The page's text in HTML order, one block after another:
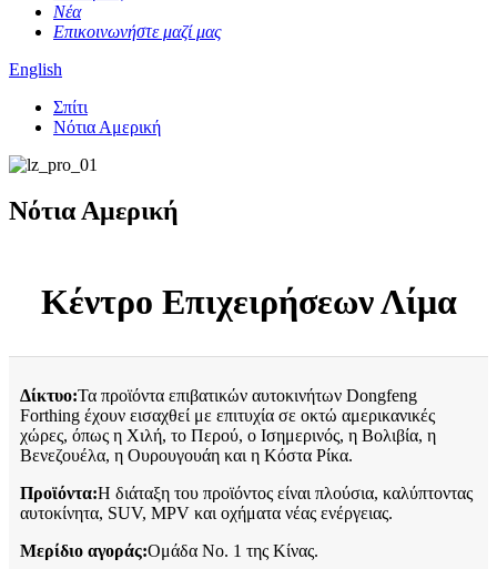
Νέα
Επικοινωνήστε μαζί μας
English
Σπίτι
Νότια Αμερική
Νότια Αμερική
Κέντρο Επιχειρήσεων Λίμα
Δίκτυο:Τα προϊόντα επιβατικών αυτοκινήτων Dongfeng
Forthing έχουν εισαχθεί με επιτυχία σε οκτώ αμερικανικές
χώρες, όπως η Χιλή, το Περού, ο Ισημερινός, η Βολιβία, η
Βενεζουέλα, η Ουρουγουάη και η Κόστα Ρίκα.
Προϊόντα:Η διάταξη του προϊόντος είναι πλούσια, καλύπτοντας
αυτοκίνητα, SUV, MPV και οχήματα νέας ενέργειας.
Μερίδιο αγοράς:Ομάδα Νο. 1 της Κίνας.